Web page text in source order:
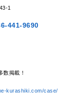
1
441-9690
掲載！
kurashiki.com/case/